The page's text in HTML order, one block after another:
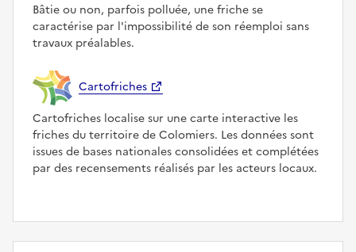
Bâtie ou non, parfois polluée, une friche se
caractérise par l'impossibilité de son réemploi sans
travaux préalables.
Cartofriches
Cartofriches localise sur une carte interactive les
friches du territoire de Colomiers. Les données sont
issues de bases nationales consolidées et complétées
par des recensements réalisés par les acteurs locaux.